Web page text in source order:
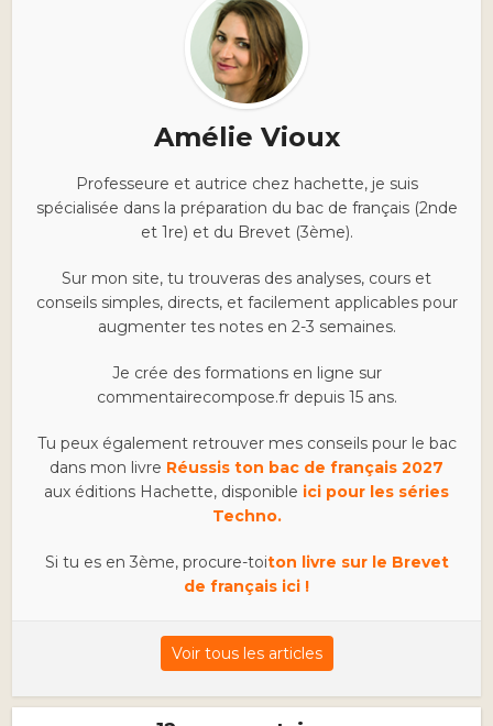
Amélie Vioux
Professeure et autrice chez hachette, je suis
spécialisée dans la préparation du bac de français (2nde
et 1re) et du Brevet (3ème).
Sur mon site, tu trouveras des analyses, cours et
conseils simples, directs, et facilement applicables pour
augmenter tes notes en 2-3 semaines.
Je crée des formations en ligne sur
commentairecompose.fr depuis 15 ans.
Tu peux également retrouver mes conseils pour le bac
dans mon livre Réussis ton bac de français 2027
aux éditions Hachette, disponible ici pour les séries
Techno.
Si tu es en 3ème, procure-toiton livre sur le Brevet
de français ici !
Voir tous les articles